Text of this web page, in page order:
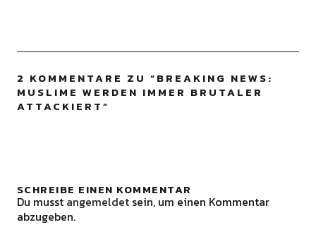
2 KOMMENTARE ZU “BREAKING NEWS:
MUSLIME WERDEN IMMER BRUTALER
ATTACKIERT”
SCHREIBE EINEN KOMMENTAR
Du musst angemeldetsein, um einen Kommentar
abzugeben.